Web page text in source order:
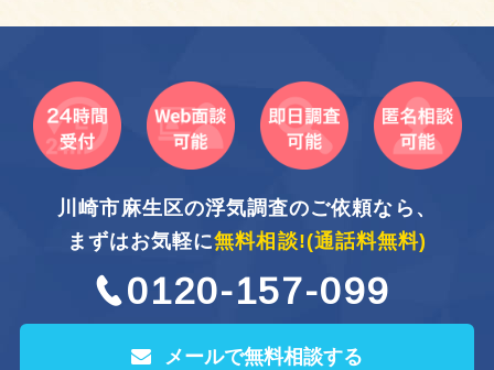
川崎市麻生区の浮気調査のご依頼なら、
まずはお気軽に無料相談!(通話料無料)
0120-157-099
メールで無料相談する